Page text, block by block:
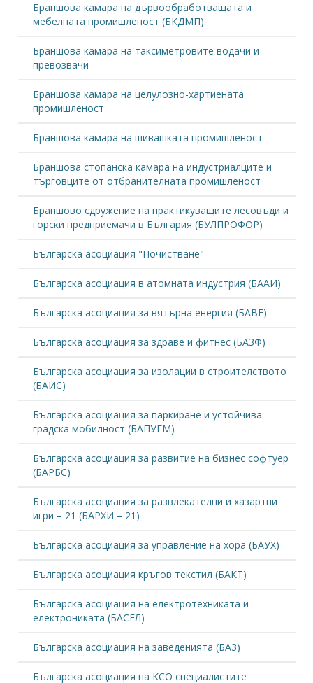
Браншова камара на дървообработващата и
мебелната промишленост (БКДМП)
Браншова камара на таксиметровите водачи и
превозвачи
Браншова камара на целулозно-хартиената
промишленост
Браншова камара на шивашката промишленост
Браншова стопанска камара на индустриалците и
търговците от отбранителната промишленост
Браншово сдружение на практикуващите лесовъди и
горски предприемачи в България (БУЛПРОФОР)
Българска асоциация "Почистване"
Българска асоциация в атомната индустрия (БААИ)
Българска асоциация за вятърна енергия (БАВЕ)
Българска асоциация за здраве и фитнес (БАЗФ)
Българска асоциация за изолации в строителството
(БАИС)
Българска асоциация за паркиране и устойчива
градска мобилност (БАПУГМ)
Българска асоциация за развитие на бизнес софтуер
(БАРБС)
Българска асоциация за развлекателни и хазартни
игри – 21 (БАРХИ – 21)
Българска асоциация за управление на хора (БАУХ)
Българска асоциация кръгов текстил (БАКТ)
Българска асоциация на електротехниката и
електрониката (БАСЕЛ)
Българска асоциация на заведенията (БА3)
Българска асоциация на КСО специалистите